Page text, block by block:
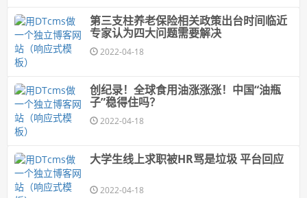
第三支柱养老保险相关政策出台时间临近
专家认为四大问题需要解决
2022-04-18
创纪录！全球食用油涨涨涨！中国“油瓶
子”稳得住吗？
2022-04-18
大学生线上求职被HR骂是垃圾 平台回应
2022-04-18